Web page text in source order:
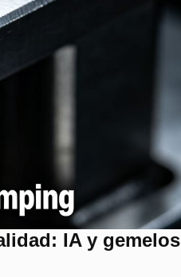
IA y gemelos